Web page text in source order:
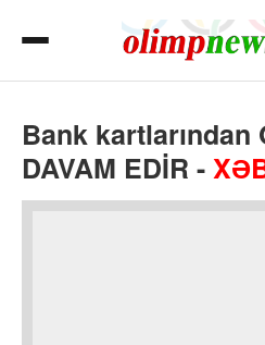
Bank kartlarından
DAVAM EDİR -